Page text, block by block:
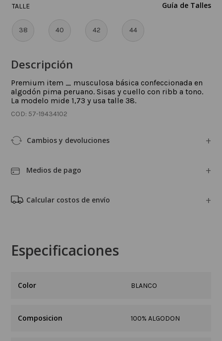
TALLE
38 40 42 44
Guía de Talles
Descripción
Premium item _ musculosa básica confeccionada en
algodón pima peruano. Sisas y cuello con ribb a tono.
La modelo mide 1,73 y usa talle 38.
: 57-19434102
Cambios y devoluciones
Medios de pago
Calcular costos de envío
Especificaciones
BLANCO
Composicion 100% ALGODON